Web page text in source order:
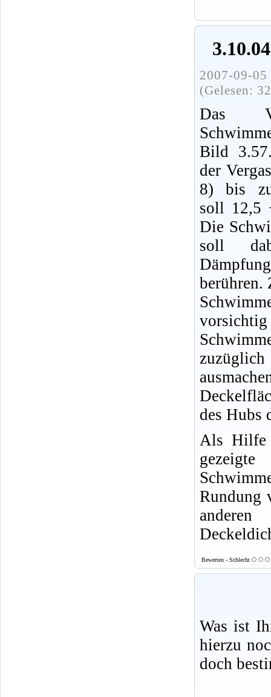
2007-09-
(Gelesen:
Das
Bild
der
8) bis
soll 12,5
Die
soll
des Hubs
Als Hilfe
Rundung
Bewerten - Schlecht
Was ist
hierzu
doch